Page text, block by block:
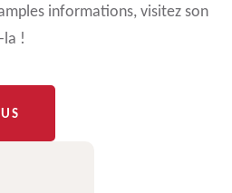
informations, visitez son
la !